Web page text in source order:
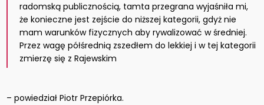
radomską publicznością, tamta przegrana wyjaśniła mi,
że konieczne jest zejście do niższej kategorii, gdyż nie
mam warunków fizycznych aby rywalizować w średniej.
Przez wagę półśrednią zszedłem do lekkiej i w tej kategorii
zmierzę się z Rajewskim
– powiedział Piotr Przepiórka.